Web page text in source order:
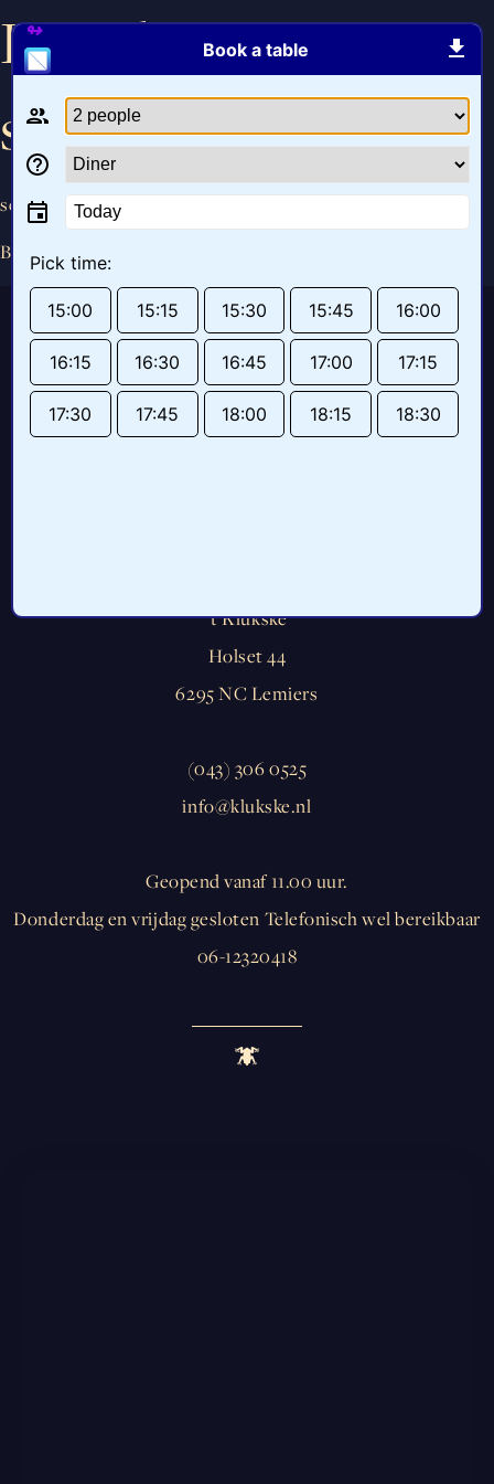
Brood met
smeerseltjes
september 12, 2017
By
bob
’t Klükske
Holset 44
6295 NC Lemiers
(043) 306 0525
info@klukske.nl
Geopend vanaf 11.00 uur.
Donderdag en vrijdag gesloten Telefonisch wel bereikbaar
06-12320418
Book a table
Today
Pick time:
15:00 15:15 15:30 15:45 16:00
16:15 16:30 16:45 17:00 17:15
17:30 17:45 18:00 18:15 18:30